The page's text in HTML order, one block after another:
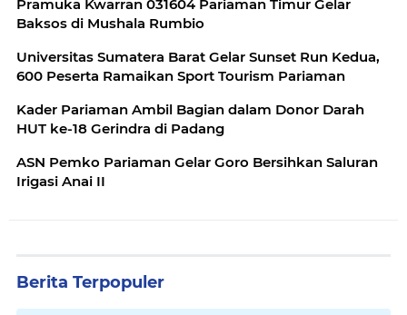
Pramuka Kwarran 031604 Pariaman Timur Gelar
Baksos di Mushala Rumbio
Universitas Sumatera Barat Gelar Sunset Run Kedua,
600 Peserta Ramaikan Sport Tourism Pariaman
Kader Pariaman Ambil Bagian dalam Donor Darah
HUT ke-18 Gerindra di Padang
ASN Pemko Pariaman Gelar Goro Bersihkan Saluran
Irigasi Anai II
Berita Terpopuler